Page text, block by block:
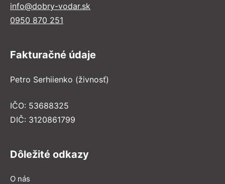
info@dobry-vodar.sk
0950 870 251
Fakturačné údaje
Petro Serhiienko (živnosť)
IČO: 53688325
DIČ: 3120861799
Dôležité odkazy
O nás